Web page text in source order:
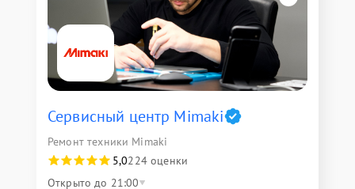
Сервисный центр Mimaki
Ремонт техники Mimaki
5,0224 оценки
Открыто до 21:00